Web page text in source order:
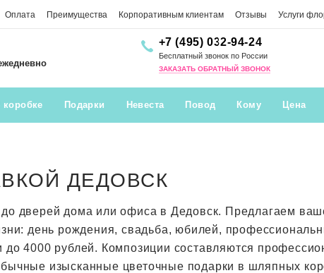
Оплата Преимущества Корпоративным клиентам Отзывы Услуги
+7 (495) 032-94-24
Бесплатный звонок по России
ЗАКАЗАТЬ ОБРАТНЫЙ ЗВОНОК
коробке Подарки Невеста Повод Кому Цена
ДЕДОВСК
до дверей дома или офиса в Дедовск. Предлагаем
день рождения, свадьба, юбилей,
до 4000 рублей. Композиции составляются
изысканные цветочные подарки в шляпных